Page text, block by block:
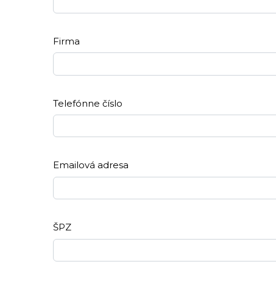
Firma
Telefónne číslo
Emailová adresa
ŠPZ